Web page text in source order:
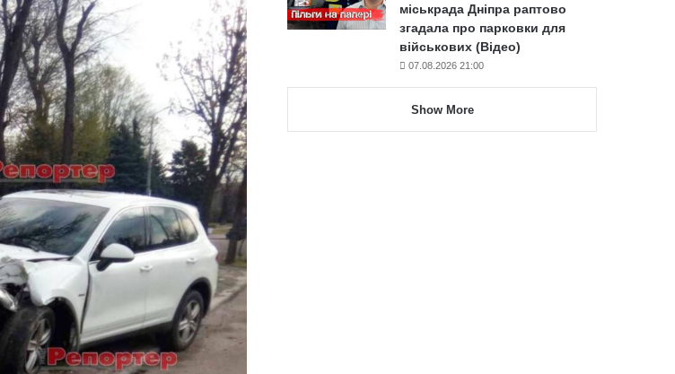
міськрада Дніпра раптово
згадала про парковки для
військових (Відео)
07.08.2026 21:00
Show More